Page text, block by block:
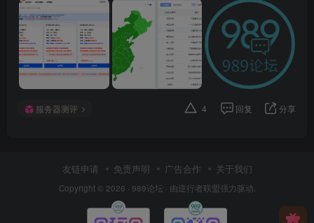
服务器测评 4 回复 分享
友链申请 免责声明 广告合作 关于我们
Copyright © 2026 · 989论坛 · 由逆行者联盟强力驱动.